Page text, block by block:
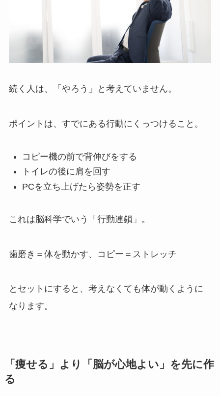
続く人は、「やろう」と考えていません。
ポイントは、すでにある行動にくっつけること。
コピー機の前で背伸びをする
トイレの後に肩を回す
PCを立ち上げたら姿勢を正す
これは脳科学でいう「行動連鎖」。
歯磨き＝体を動かす、コピー＝ストレッチ
とセットにすると、考えなくても体が動くように
なります。
「痩せる」より「脳が心地よい」を先に作
る